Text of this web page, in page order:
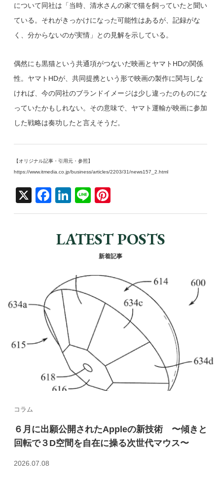
について同社は「当時、清水さんの家で猫を飼っていたと聞い
ている。それがきっかけになった可能性はあるが、記録がな
く、分からないのが実情」との見解を示している。
偶然にも黒猫という共通項がつないだ映画とヤマトHDの関係
性。ヤマトHDが、共同提携という形で映画の製作に関与しな
ければ、今の同社のブランドイメージは少し違ったのものにな
っていたかもしれない。その意味で、ヤマト運輸が映画に参加
した戦略は奏功したと言えそうだ。
【オリジナル記事・引用元・参照】
https://www.itmedia.co.jp/business/articles/2203/31/news157_2.html
X
F
a
e
o
Li
n
e
n
Li
n
nt
e
st
LATEST POSTS
新着記事
コラム
６月に出願公開されたAppleの新技術 〜傾きと
回転で３D空間を自在に操る次世代マウス〜
2026.07.08